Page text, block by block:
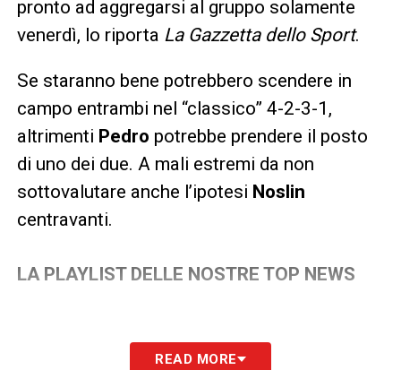
pronto ad aggregarsi al gruppo solamente
venerdì, lo riporta La Gazzetta dello Sport.
Se staranno bene potrebbero scendere in
campo entrambi nel “classico” 4-2-3-1,
altrimenti Pedro potrebbe prendere il posto
di uno dei due. A mali estremi da non
sottovalutare anche l’ipotesi Noslin
centravanti.
LA PLAYLIST DELLE NOSTRE TOP NEWS
READ MORE